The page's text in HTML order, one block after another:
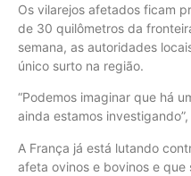
Os vilarejos afetados ficam
de 30 quilômetros da
semana, as autoridades
único surto na região.
“Podemos imaginar que há
ainda estamos
A França já está lutando
afeta ovinos e bovinos e que